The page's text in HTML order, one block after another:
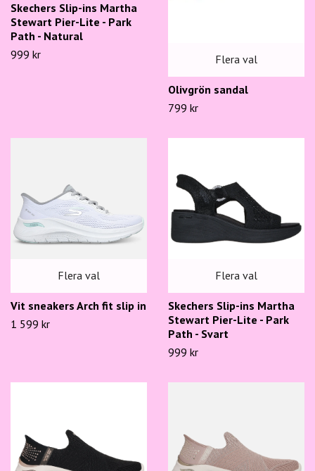
Skechers Slip-ins Martha
Stewart Pier-Lite - Park
Path - Natural
999 kr
Flera val
Olivgrön sandal
799 kr
Flera val
Vit sneakers Arch fit slip in
1 599 kr
Flera val
Skechers Slip-ins Martha
Stewart Pier-Lite - Park
Path - Svart
999 kr